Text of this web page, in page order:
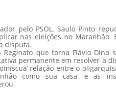
pelo PSOL, Saulo Pinto
nas eleições no Maranhão.
disputa.
que torna Flávio Dino
permanente em resolver a
relação entre o
como sua casa, e as